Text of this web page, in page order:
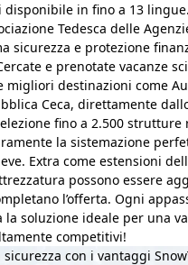
disponibile in fino a 13
Tedesca delle
sicurezza e protezione
e prenotate vacanze
destinazioni come
Ceca, direttamente
fino a 2.500 strutture
la sistemazione
Extra come estensioni
possono essere
l’offerta. Ogni
soluzione ideale per una
competitivi!
con i vantaggi